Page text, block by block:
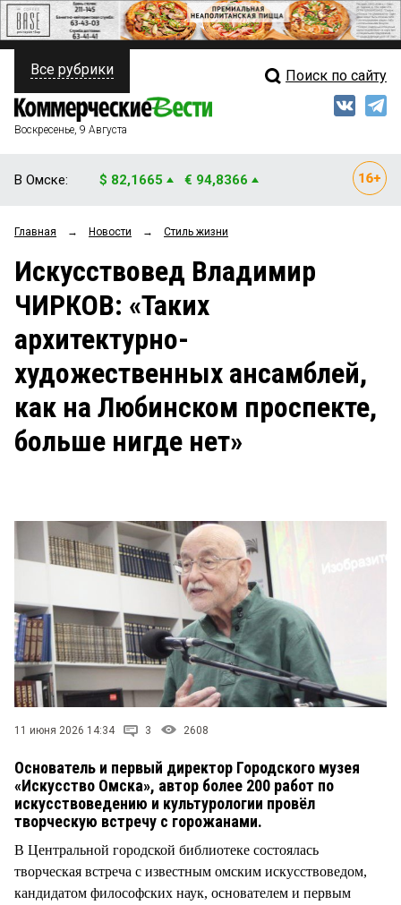
ПОЛИТИКА
ФИНАНСЫ
ОБЩЕСТВО
ЗАКОН
НОВОСТИ КОМПАНИЙ
СТИЛЬ ЖИЗНИ
Свежий выпуск
Рейтинги
Все рубрики Поиск по сайту
Воскресенье, 9 Августа
В Омске: $ 82,1665 € 94,8366
Главная → Новости → Стиль жизни
Искусствовед Владимир
ЧИРКОВ: «Таких
архитектурно-
художественных ансамблей,
как на Любинском проспекте,
больше нигде нет»
11 июня 2026 14:34 3 2608
Основатель и первый директор Городского музея
«Искусство Омска», автор более 200 работ по
искусствоведению и культурологии провёл
творческую встречу с горожанами.
В Центральной городской библиотеке состоялась
творческая встреча с известным омским искусствоведом,
кандидатом философских наук, основателем и первым